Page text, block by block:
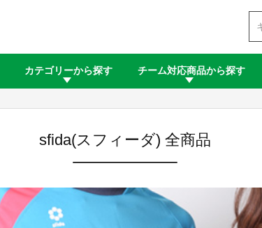
カテゴリーから探す チーム対応商品から探す
sfida(スフィーダ) 全商品